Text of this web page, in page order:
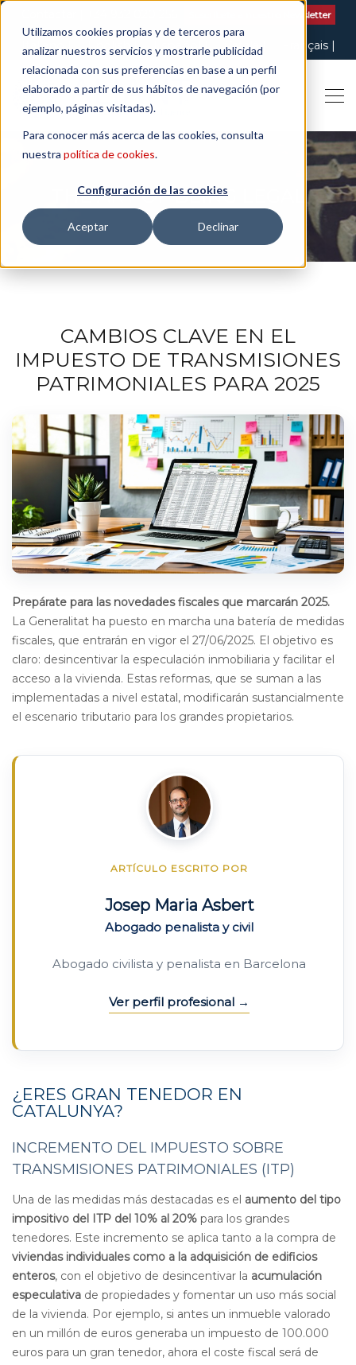
Utilizamos cookies propias y de terceros para
analizar nuestros servicios y mostrarle publicidad
relacionada con sus preferencias en base a un perfil
elaborado a partir de sus hábitos de navegación (por
ejemplo, páginas visitadas).
Para conocer más acerca de las cookies, consulta
nuestra política de cookies.
Configuración de las cookies
Aceptar Declinar
Suscribete a nuestro Newsletter
Español Català
English Français
Italiano
THE ART OF BEING LEGAL
CAMBIOS CLAVE EN EL
IMPUESTO DE TRANSMISIONES
PATRIMONIALES PARA 2025
Prepárate para las novedades fiscales que marcarán 2025.
La Generalitat ha puesto en marcha una batería de medidas
fiscales, que entrarán en vigor el 27/06/2025. El objetivo es
claro: desincentivar la especulación inmobiliaria y facilitar el
acceso a la vivienda. Estas reformas, que se suman a las
implementadas a nivel estatal, modificarán sustancialmente
el escenario tributario para los grandes propietarios.
ARTÍCULO ESCRITO POR
Josep Maria Asbert
Abogado penalista y civil
Abogado civilista y penalista en Barcelona
Ver perfil profesional
¿ERES GRAN TENEDOR EN
CATALUNYA?
INCREMENTO DEL IMPUESTO SOBRE
TRANSMISIONES PATRIMONIALES (ITP)
Una de las medidas más destacadas es el aumento del tipo
impositivo del ITP del 10% al 20% para los grandes
tenedores. Este incremento se aplica tanto a la compra de
viviendas individuales como a la adquisición de edificios
enteros, con el objetivo de desincentivar la acumulación
especulativa de propiedades y fomentar un uso más social
de la vivienda. Por ejemplo, si antes un inmueble valorado
en un millón de euros generaba un impuesto de 100.000
euros para un gran tenedor, ahora el coste fiscal será de